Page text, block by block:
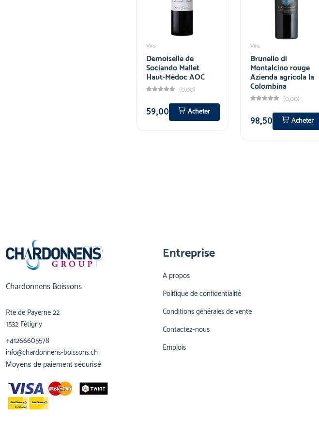
Vins
Demoiselle de
Sociando Mallet
Haut-Médoc AOC
(0,00)
59,00
Acheter
Vins
Brunello di
Montalcino rouge
Azienda agricola la
Colombina
(0,00)
98,50
Acheter
Chardonnens Boissons
Rte de Payerne 22
1532 Fétigny
+41266605578
info@chardonnens-boissons.ch
Entreprise
A propos
Politique de confidentialité
Conditions générales de vente
Contactez-nous
Emplois
Moyens de paiement sécurisé